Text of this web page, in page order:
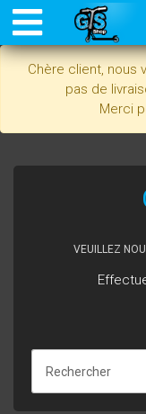
Chère client, nous
pas de
Merci
VEUILLEZ